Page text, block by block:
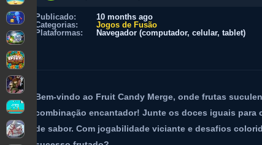
Publicado:
10 months ago
Categorias:
Jogos de Fusão
Plataformas:
Navegador (computador, celular, tablet)
Bem-vindo ao Fruit Candy Merge, onde frutas
combinação encantador! Junte os doces iguais
de sabor. Com jogabilidade viciante e desafios